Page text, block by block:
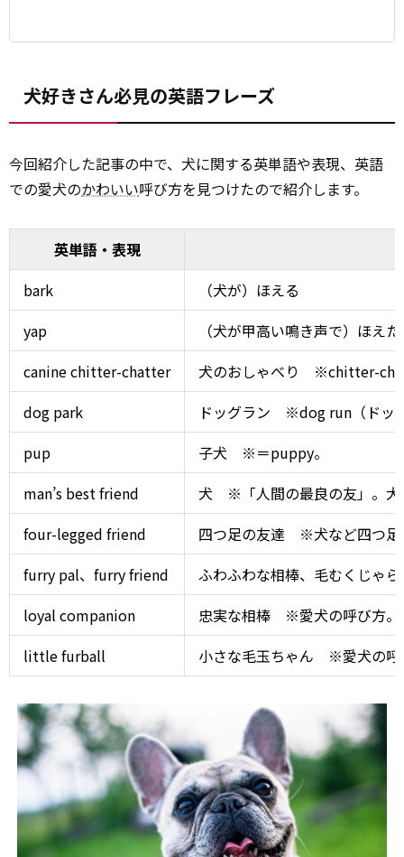
犬好きさん必見の英語フレーズ
今回紹介した記事の中で、犬に関する英単語や表現、英語
での愛犬のかわいい呼び方を見つけたので紹介します。
英単語・表現
bark
（犬が）ほえる
yap
（犬が甲高い鳴き声で）ほえ
canine chitter-chatter
犬のおしゃべり ※chitter-
dog park
ドッグラン ※dog run（ドッ
pup
子犬 ※＝puppy。
man’s best friend
犬 ※「人間の最良の友」。犬
four-legged friend
四つ足の友達 ※犬など四つ足
furry pal、furry friend
ふわふわな相棒、毛むくじゃ
loyal companion
忠実な相棒 ※愛犬の呼び方。
little furball
小さな毛玉ちゃん ※愛犬の呼